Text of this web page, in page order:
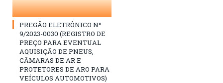
PREGÃO ELETRÔNICO Nº
9/2023-0030 (REGISTRO DE
PREÇO PARA EVENTUAL
AQUISIÇÃO DE PNEUS,
CÂMARAS DE AR E
PROTETORES DE ARO PARA
VEÍCULOS AUTOMOTIVOS)